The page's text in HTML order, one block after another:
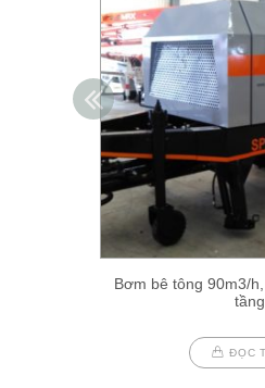
Bơm bê tông 90m3/
tầng
ĐỌC